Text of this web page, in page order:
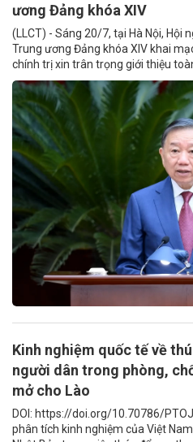
ương Đảng khóa XIV
(LLCT) - Sáng 20/7, tại Hà Nội, Hội
Trung ương Đảng khóa XIV khai
chính trị xin trân trọng giới thiệu
Kinh nghiệm quốc tế về
người dân trong phòng,
mở cho Lào
DOI: https://doi.org/10.70786/
phân tích kinh nghiệm của Việt